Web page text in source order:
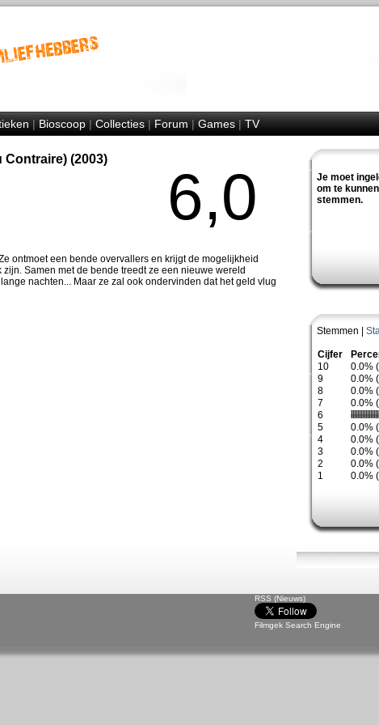
|Bioscoop|Collecties|Forum|Games|TV
Je moet
om te kunnen
stemmen.
Stemmen |
Cijfer
10
0.0%
9
0.0%
8
0.0%
7
0.0%
6
5
0.0%
4
0.0%
3
0.0%
2
0.0%
1
0.0%
Contraire) (2003)
6,0
ontmoet een bende overvallers en krijgt de mogelijkheid
Samen met de bende treedt ze een nieuwe wereld
nachten... Maar ze zal ook ondervinden dat het geld vlug
RSS (Nieuws)
Filmgek Search Engine